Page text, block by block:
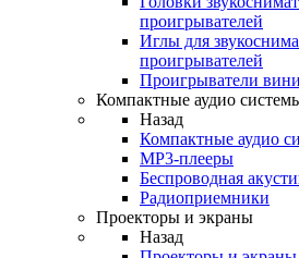
проигрывателей
Иглы для
проигрывателей
Проигрыватели
Компактные аудио
Назад
Компактные аудио
MP3-плееры
Беспроводная
Радиоприемники
Проекторы и экраны
Назад